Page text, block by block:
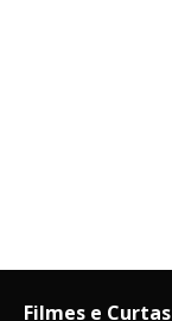
Filmes e Curtas